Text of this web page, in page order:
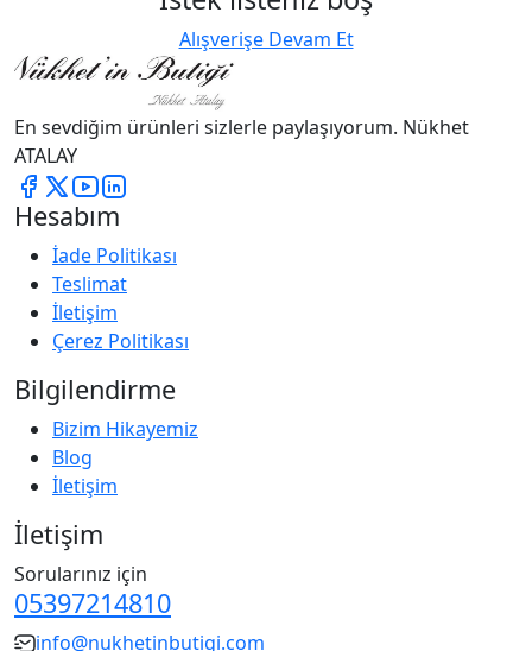
Alışverişe Devam Et
En sevdiğim ürünleri sizlerle paylaşıyorum. Nükhet
ATALAY
Hesabım
İade Politikası
Teslimat
İletişim
Çerez Politikası
Bilgilendirme
Bizim Hikayemiz
Blog
İletişim
İletişim
Sorularınız için
05397214810
info@nukhetinbutigi.com